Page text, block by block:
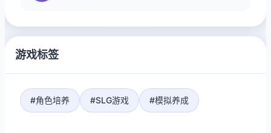
游戏标签
#角色培养 #SLG游戏 #模拟养成